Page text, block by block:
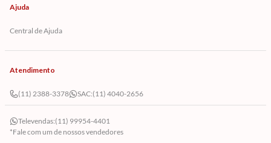
Ajuda
Central de Ajuda
Atendimento
(11) 2388-3378 SAC:(11) 4040-2656
Televendas:(11) 99954-4401
*Fale com um de nossos vendedores